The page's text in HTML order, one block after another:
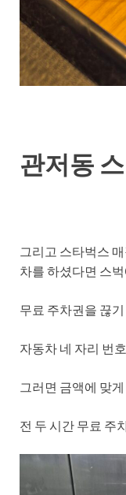
관저동
그리고 스타벅스
차를 하셨다면 스
무료 주차권을 끊
자동차 네 자리 번
그러면 금액에 맞
전 두 시간 무료 주